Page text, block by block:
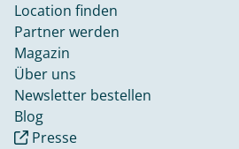
Location finden
Partner werden
Magazin
Über uns
Newsletter bestellen
Blog
Presse